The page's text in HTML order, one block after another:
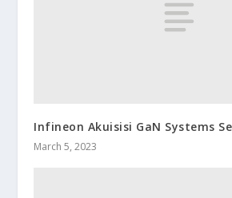
Infineon Akuisisi GaN Systems
March 5, 2023